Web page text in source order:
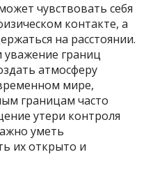
чувствовать себя
контакте, а
на расстоянии.
уважение границ
атмосферу
мире,
границам часто
утери контроля
уметь
их открыто и